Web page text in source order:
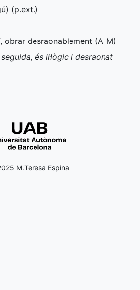
(p.ext.)
, obrar desraonablement (A-M)
és il·lògic i desraonat
M.Teresa Espinal